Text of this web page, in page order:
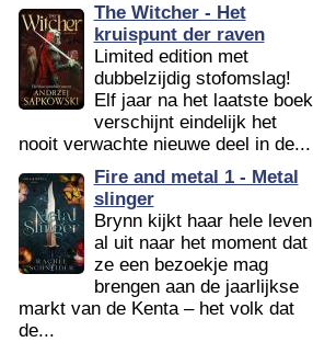
The Witcher - Het
kruispunt der raven
Limited edition met
dubbelzijdig stofomslag!
Elf jaar na het laatste boek
verschijnt eindelijk het
nooit verwachte nieuwe deel in de...
Fire and metal 1 - Metal
slinger
Brynn kijkt haar hele leven
al uit naar het moment dat
ze een bezoekje mag
brengen aan de jaarlijkse
markt van de Kenta – het volk dat
de...